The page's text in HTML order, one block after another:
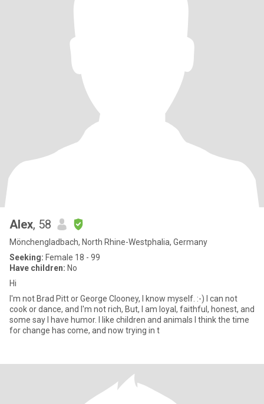
Alex, 58
Mönchengladbach, North Rhine-Westphalia, Germany
Seeking: Female 18 - 99
Have children: No
Hi
I'm not Brad Pitt or George Clooney, I know myself. :-) I can not
cook or dance, and I'm not rich, But, I am loyal, faithful, honest, and
some say I have humor. I like children and animals I think the time
for change has come, and now trying in t